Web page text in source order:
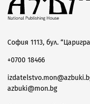
София 1113, бул.
+0700 18466
azbuki@mon.bg